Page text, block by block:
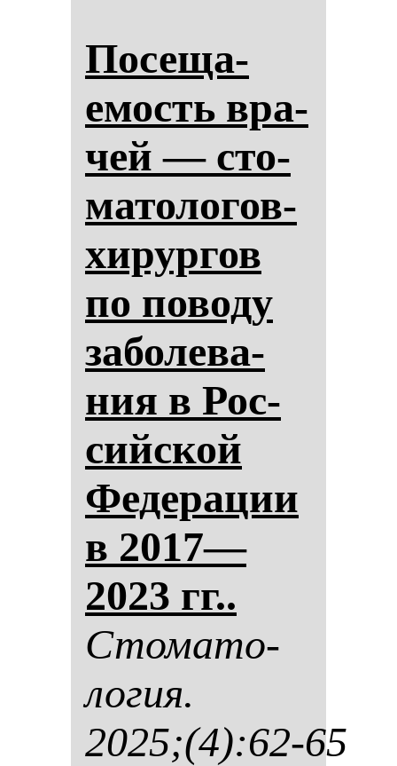
По­се­ща­
емость вра­
чей — сто­
ма­то­ло­гов-
хи­рур­гов
по по­во­ду
за­бо­ле­ва­
ния в Рос­
сий­ской
Фе­де­ра­ции
в 2017—
2023 гг..
Сто­ма­то­
ло­гия.
2025;(4):62-65